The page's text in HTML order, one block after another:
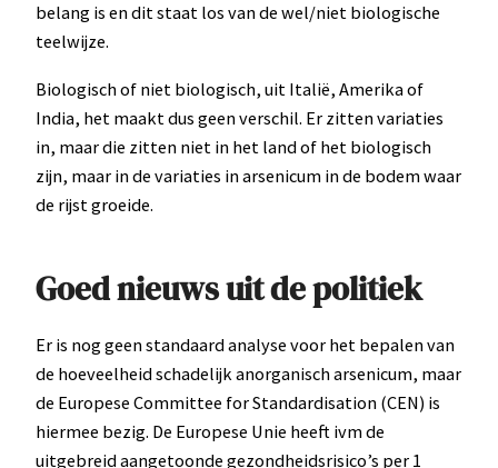
belang is en dit staat los van de wel/niet biologische
teelwijze.
Biologisch of niet biologisch, uit Italië, Amerika of
India, het maakt dus geen verschil. Er zitten variaties
in, maar die zitten niet in het land of het biologisch
zijn, maar in de variaties in arsenicum in de bodem waar
de rijst groeide.
Goed nieuws uit de politiek
Er is nog geen standaard analyse voor het bepalen van
de hoeveelheid schadelijk anorganisch arsenicum, maar
de Europese Committee for Standardisation (CEN) is
hiermee bezig. De Europese Unie heeft ivm de
uitgebreid aangetoonde gezondheidsrisico’s per 1